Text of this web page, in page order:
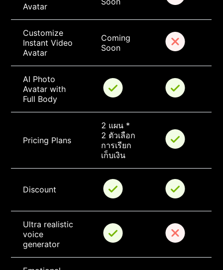
Avatar
Customize
Instant Video
Avatar
Coming
Soon
AI Photo
Avatar with
Full Body
Pricing Plans
2 แผน *
2 ตัวเลือก
การเรียก
เก็บเงิน
Discount
Ultra realistic
voice
generator